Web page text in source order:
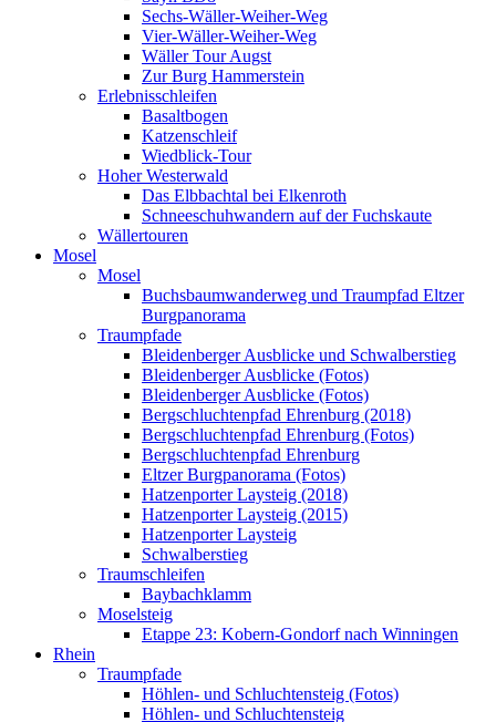
Sechs-Wäller-Weiher-Weg
Vier-Wäller-Weiher-Weg
Wäller Tour Augst
Zur Burg Hammerstein
Erlebnisschleifen
Basaltbogen
Katzenschleif
Wiedblick-Tour
Hoher Westerwald
Das Elbbachtal bei Elkenroth
Schneeschuhwandern auf der Fuchskaute
Wällertouren
Mosel
Mosel
Buchsbaumwanderweg und Traumpfad Eltzer
Burgpanorama
Traumpfade
Bleidenberger Ausblicke und Schwalberstieg
Bleidenberger Ausblicke (Fotos)
Bleidenberger Ausblicke (Fotos)
Bergschluchtenpfad Ehrenburg (2018)
Bergschluchtenpfad Ehrenburg (Fotos)
Bergschluchtenpfad Ehrenburg
Eltzer Burgpanorama (Fotos)
Hatzenporter Laysteig (2018)
Hatzenporter Laysteig (2015)
Hatzenporter Laysteig
Schwalberstieg
Traumschleifen
Baybachklamm
Moselsteig
Etappe 23: Kobern-Gondorf nach Winningen
Rhein
Traumpfade
Höhlen- und Schluchtensteig (Fotos)
Höhlen- und Schluchtensteig